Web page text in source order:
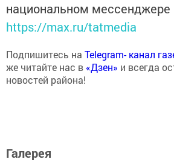
национальном
https://max.ru/tatmedia
Подпишитесь на Telegram- канал
же читайте нас в «Дзен» и всегда
новостей района!
Галерея